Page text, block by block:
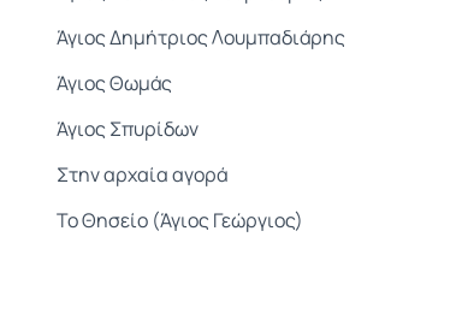
Άγιος Δημήτριος Λουμπαδιάρης
Άγιος Θωμάς
Άγιος Σπυρίδων
Στην αρχαία αγορά
Το Θησείο (Άγιος Γεώργιος)